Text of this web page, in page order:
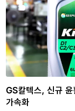
GS칼텍스, 신규 윤
가속화